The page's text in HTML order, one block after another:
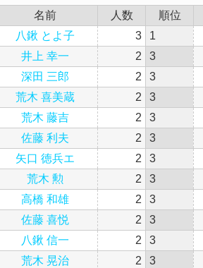
名前 人数 順位
八鍬 とよ子 3 1
井上 幸一 2 3
深田 三郎 2 3
荒木 喜美蔵 2 3
荒木 藤吉 2 3
佐藤 利夫 2 3
矢口 徳兵エ 2 3
荒木 勲 2 3
高橋 和雄 2 3
佐藤 喜悦 2 3
八鍬 信一 2 3
荒木 晃治 2 3